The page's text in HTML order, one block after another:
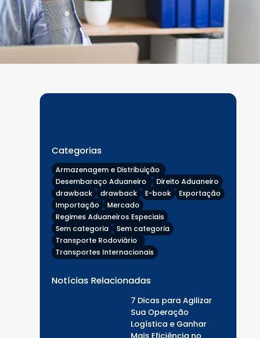
Categorias
Armazenagem e Distribuição
Desembaraço Aduaneiro
Direito Aduaneiro
drawback
drawback E-book
Exportação
Importação
Mercado
Regimes Aduaneiros Especiais
Sem categoria
Sem categoria
Transporte Rodoviário
Transportes Internacionais
Notícias Relacionadas
7 Dicas para Agilizar
Sua Operação
Logística e Ganhar